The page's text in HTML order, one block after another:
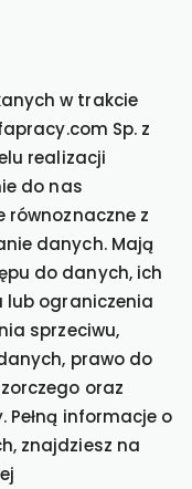
w trakcie
Sp. z
realizacji
do nas
równoznaczne z
danych. Mają
do danych, ich
lub ograniczenia
sprzeciwu,
prawo do
oraz
informacje o
znajdziesz na